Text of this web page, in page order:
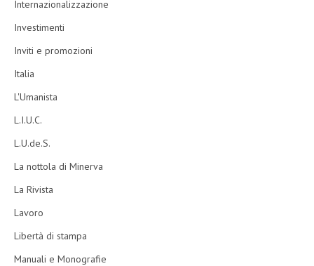
Internazionalizzazione
Investimenti
Inviti e promozioni
Italia
L'Umanista
L.I.U.C.
L.U.de.S.
La nottola di Minerva
La Rivista
Lavoro
Libertà di stampa
Manuali e Monografie